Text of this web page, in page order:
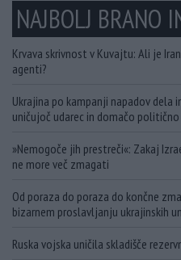
NAJBOLJ BRANO
Krvava skrivnost v Kuvajtu: Ali je
agenti?
Ukrajina po kampanji napadov dela
uničujoč udarec in domačo
»Nemogoče jih prestreči«: Zakaj
ne more več zmagati
Od poraza do poraza do končne
bizarnem proslavljanju ukrajinskih
Ruska vojska uničila skladišče